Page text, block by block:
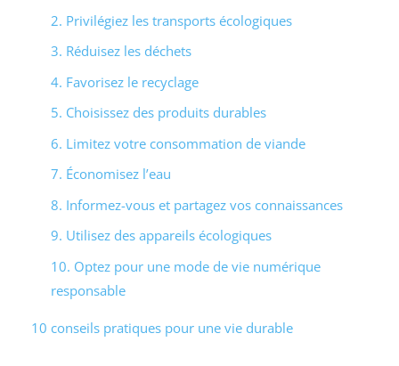
2. Privilégiez les transports écologiques
3. Réduisez les déchets
4. Favorisez le recyclage
5. Choisissez des produits durables
6. Limitez votre consommation de viande
7. Économisez l’eau
8. Informez-vous et partagez vos connaissances
9. Utilisez des appareils écologiques
10. Optez pour une mode de vie numérique
responsable
10 conseils pratiques pour une vie durable